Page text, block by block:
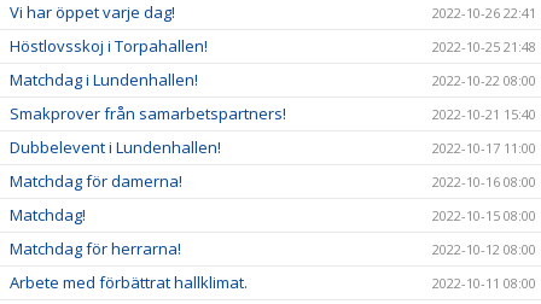
Vi har öppet varje dag! 2022-10-26 22:41
Höstlovsskoj i Torpahallen! 2022-10-25 21:48
Matchdag i Lundenhallen! 2022-10-22 08:00
Smakprover från samarbetspartners! 2022-10-21 15:40
Dubbelevent i Lundenhallen! 2022-10-17 11:00
Matchdag för damerna! 2022-10-16 08:00
Matchdag! 2022-10-15 08:00
Matchdag för herrarna! 2022-10-12 08:00
Arbete med förbättrat hallklimat. 2022-10-11 08:00